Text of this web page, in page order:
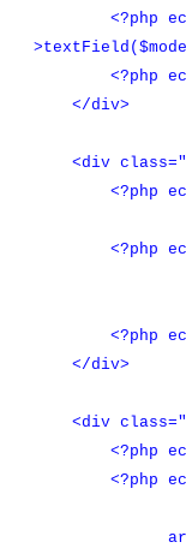
<?php
<?php echo
</div>
<div
<?php echo
<?php echo
<?php echo
</div>
<div
<?php echo
<?php echo